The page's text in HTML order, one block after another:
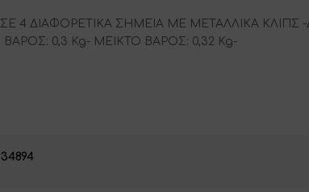
4 ΔΙΑΦΟΡΕΤΙΚΑ ΣΗΜΕΙΑ ΜΕ ΜΕΤΑΛΛΙΚΑ ΚΛΙΠΣ -
0,3 Kg- ΜΕΙΚΤΟ ΒΑΡΟΣ: 0,32 Kg-